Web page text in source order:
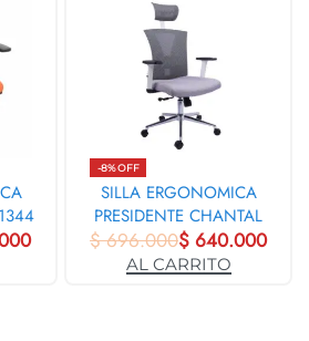
-8% OFF
SILLA ERGONOMICA
PRESIDENTE CHANTAL
BLANCO 31212
$696.000$ 640.000
AL CARRITO